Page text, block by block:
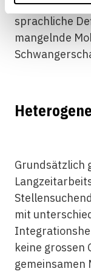
vorliegen.
sprachliche
mangelnde
Grundsätzlich
mit
keine grossen
gemeinsamen